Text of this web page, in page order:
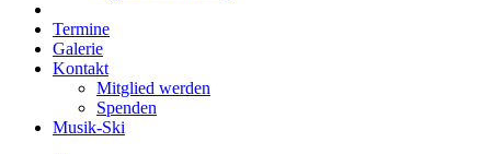
Termine
Galerie
Kontakt
Mitglied werden
Spenden
Musik-Ski